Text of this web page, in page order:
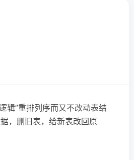
辑”重排列序而又不改动表结
，删旧表，给新表改回原